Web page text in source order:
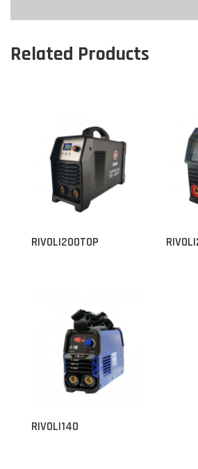
Related Products
RIVOLI200TOP
RIVOLI140